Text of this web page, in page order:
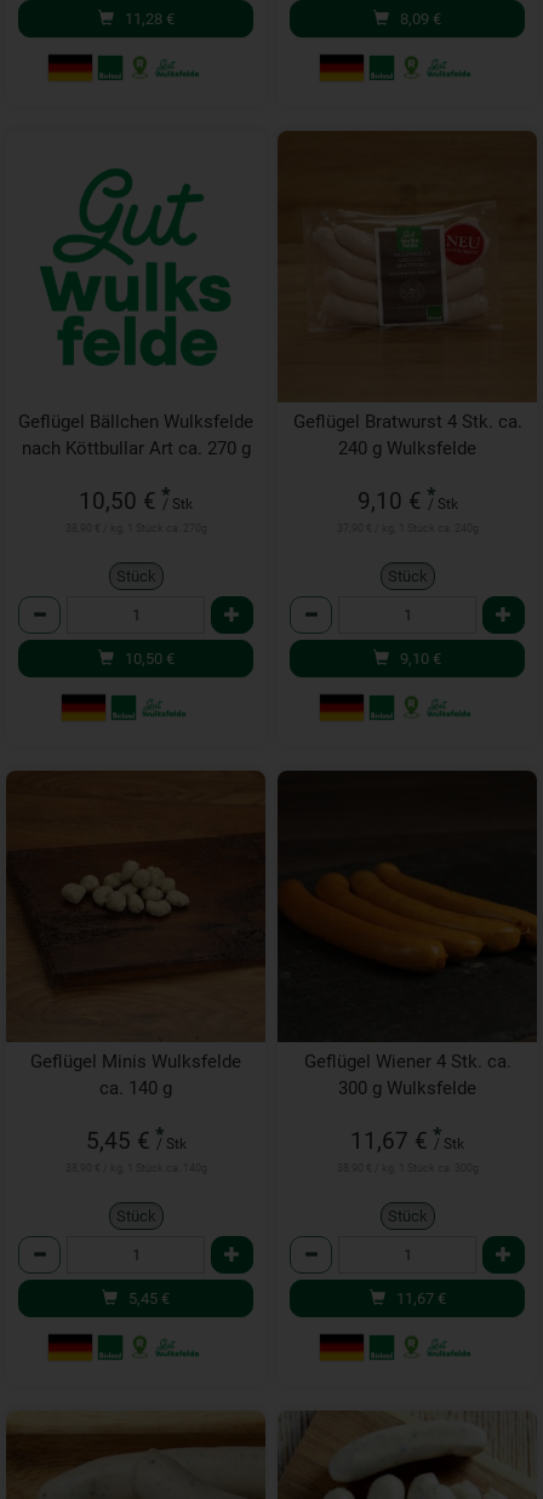
11,28 € 8,09 €
Geflügel Bällchen Wulksfelde
nach Köttbullar Art ca. 270 g
10,50 € *
/ Stk
Stück
Anzahl
10,50 €
Geflügel Bratwurst 4 Stk. ca.
240 g Wulksfelde
9,10 € *
/ Stk
Stück
Anzahl
9,10 €
Geflügel Minis Wulksfelde
ca. 140 g
5,45 € *
/ Stk
Stück
Anzahl
5,45 €
Geflügel Wiener 4 Stk. ca.
300 g Wulksfelde
11,67 € *
/ Stk
Stück
Anzahl
11,67 €